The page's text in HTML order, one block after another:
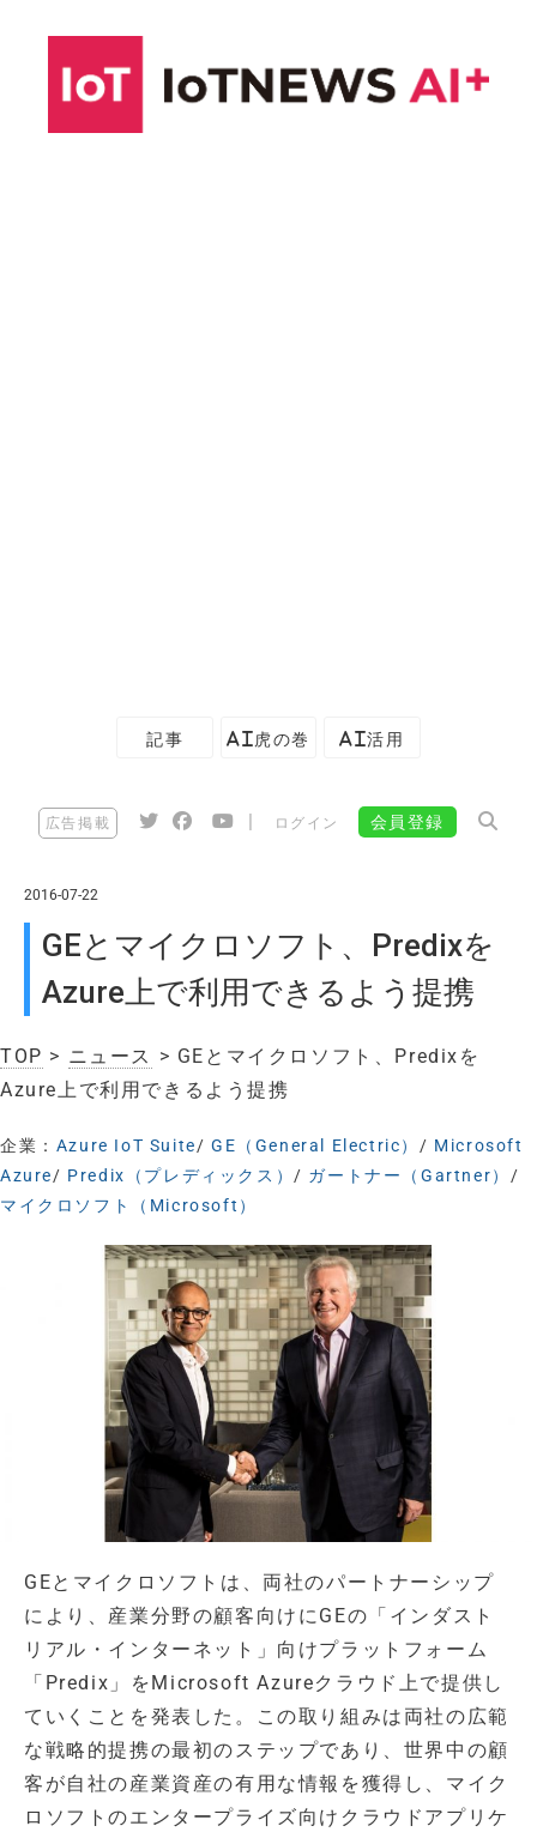
記事 AI虎の巻 AI活用
広告掲載 ログイン 会員登録
2016-07-22
GEとマイクロソフト、Predixを
Azure上で利用できるよう提携
TOP > ニュース > GEとマイクロソフト、Predixを
Azure上で利用できるよう提携
企業： Azure IoT Suite/GE（General Electric）/ Microsoft
Azure/ Predix（プレディックス）/ ガートナー（Gartner） /
マイクロソフト（Microsoft）
GEとマイクロソフトは、両社のパートナーシップ
により、産業分野の顧客向けにGEの「インダスト
リアル・インターネット」向けプラットフォーム
「Predix」をMicrosoft Azureクラウド上で提供し
ていくことを発表した。この取り組みは両社の広範
な戦略的提携の最初のステップであり、世界中の顧
客が自社の産業資産の有用な情報を獲得し、マイク
ロソフトのエンタープライズ向けクラウドアプリケ